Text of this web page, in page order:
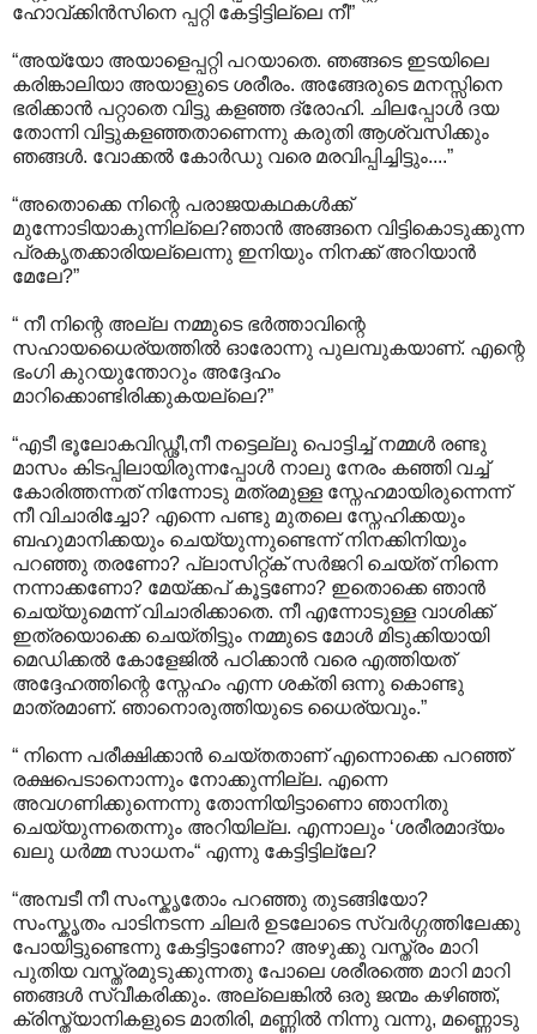
ഹോവ്ക്കിന്‍സിനെ പ്പറ്റി കേട്ടിട്ടില്ലെ നീ”
“അയ്യോ അയാളെപ്പറ്റി പറയാതെ. ഞങ്ങടെ ഇടയിലെ
കരിങ്കാലിയാ അയാളുടെ ശരീരം. അങ്ങേരുടെ മനസ്സിനെ
ഭരിക്കാന്‍ പറ്റാതെ വിട്ടു കളഞ്ഞ ദ്രോഹി. ചിലപ്പോള്‍ ദയ
തോന്നി വിട്ടുകളഞ്ഞതാണെന്നു കരുതി ആശ്വസിക്കും
ഞങ്ങള്‍. വോക്കല്‍ കോര്‍ഡു വരെ മരവിപ്പിച്ചിട്ടും....”
“അതൊക്കെ നിന്റെ പരാജയകഥകള്‍ക്ക്
മുന്നോടിയാകുന്നില്ലെ?ഞാന്‍ അങ്ങനെ വിട്ടികൊടുക്കുന്ന
പ്രകൃതക്കാരിയല്ലെന്നു ഇനിയും നിനക്ക് അറിയാന്‍
മേലേ?”
“ നീ നിന്റെ അല്ല നമ്മുടെ ഭര്‍ത്താവിന്റെ
സഹായധൈര്യത്തില്‍ ഓരോന്നു പുലമ്പുകയാണ്. എന്റെ
ഭംഗി കുറയുന്തോറും അദ്ദേഹം
മാറിക്കൊണ്ടിരിക്കുകയല്ലെ?”
“എടീ ഭൂലോകവിഡ്ഢീ,നീ നട്ടെല്ലു പൊട്ടിച്ച് നമ്മള്‍ രണ്ടു
മാസം കിടപ്പിലായിരുന്നപ്പോള്‍ നാലു നേരം കഞ്ഞി വച്ച്
കോരിത്തന്നത് നിന്നോടു മത്രമുള്ള സ്നേഹമായിരുന്നെന്ന്
നീ വിചാരിച്ചോ? എന്നെ പണ്ടു മുതലെ സ്നേഹിക്കയും
ബഹുമാനിക്കയും ചെയ്യുന്നുണ്ടെന്ന് നിനക്കിനിയും
പറഞ്ഞു തരണോ? പ്ലാസിറ്റ്ക് സര്‍ജറി ചെയ്ത് നിന്നെ
നന്നാക്കണോ? മേയ്ക്കപ് കൂട്ടണോ? ഇതൊക്കെ ഞാന്‍
ചെയ്യുമെന്ന് വിചാരിക്കാതെ. നീ എന്നോടുള്ള വാശിക്ക്
ഇത്രയൊക്കെ ചെയ്തിട്ടും നമ്മുടെ മോള്‍ മിടുക്കിയായി
മെഡിക്കല്‍ കോളേജില്‍ പഠിക്കാന്‍ വരെ എത്തിയത്
അദ്ദേഹത്തിന്റെ സ്നേഹം എന്ന ശക്തി ഒന്നു കൊണ്ടു
മാത്രമാണ്. ഞാനൊരുത്തിയുടെ ധൈര്യവും.”
“ നിന്നെ പരീക്ഷിക്കാന്‍ ചെയ്തതാണ് എന്നൊക്കെ പറഞ്ഞ്
രക്ഷപെടാനൊന്നും നോക്കുന്നില്ല. എന്നെ
അവഗണിക്കുന്നെന്നു തോന്നിയിട്ടാണൊ ഞാനിതു
ചെയ്യുന്നതെന്നും അറിയില്ല. എന്നാലും ‘ശരീരമാദ്യം
ഖലു ധര്‍മ്മ സാധനം“ എന്നു കേട്ടിട്ടില്ലേ?
“അമ്പടീ നീ സംസ്കൃതോം പറഞ്ഞു തുടങ്ങിയോ?
സംസ്കൃതം പാടിനടന്ന ചിലര്‍ ഉടലോടെ സ്വര്‍ഗ്ഗത്തിലേക്കു ‍
പോയിട്ടുണ്ടെന്നു കേട്ടിട്ടാണോ? അഴുക്കു വസ്ത്രം മാറി
പുതിയ വസ്ത്രമുടുക്കുന്നതു പോലെ ശരീരത്തെ മാറി മാറി
ഞങ്ങള്‍ സ്വീകരിക്കും. അല്ലെങ്കില്‍ ഒരു ജന്മം കഴിഞ്ഞ്,
ക്രിസ്ത്യാനികളുടെ മാതിരി, മണ്ണില്‍ നിന്നു വന്നു, മണ്ണൊടു